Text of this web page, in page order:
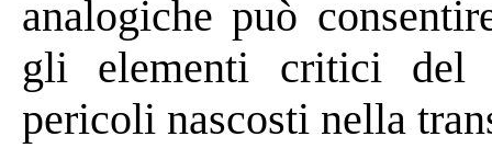
analogichepuò
gli elementi critici del
pericoli nascosti nella